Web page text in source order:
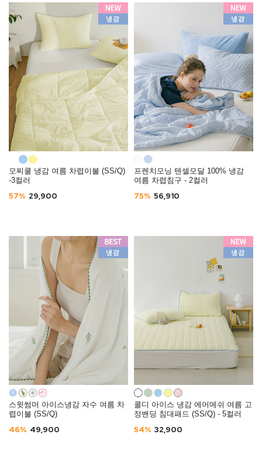
모찌쿨 냉감 여름 차렵이불 (SS/Q)
-3컬러
57% 29,900
프렌치모닝 텐셀모달 100% 냉감
여름 차렵침구 - 2컬러
75% 56,910
스윗썸머 아이스냉감 자수 여름 차
렵이불 (SS/Q)
46% 49,900
콜디 아이스 냉감 에어메쉬 여름 고
정밴딩 침대패드 (SS/Q) - 5컬러
54% 32,900